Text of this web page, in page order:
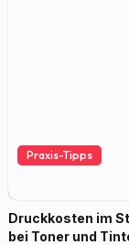
Praxis-Tipps
Druckkosten im
bei Toner und